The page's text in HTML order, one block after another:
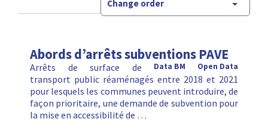
Change order
Abords d’arrêts subventions PAVE
Open Data
Data BM
Arrêts de surface de
transport public réaménagés entre 2018 et 2021
pour lesquels les communes peuvent introduire, de
façon prioritaire, une demande de subvention pour
la mise en accessibilité de …